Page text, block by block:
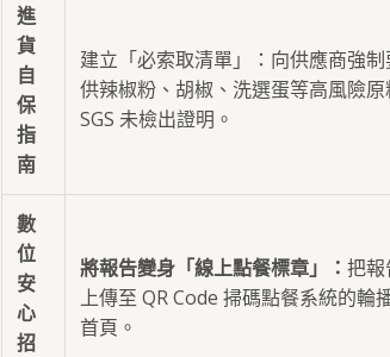
進
貨
自
保
指
南
建立「必索取清單」：向供應商強制
供辣椒粉、胡椒、洗選蛋等高風險原
SGS 未檢出證明。
數
位
安
心
招
將報告變身「線上點餐標章」： 把報
上傳至 QR Code 掃碼點餐系統的輪
首頁。